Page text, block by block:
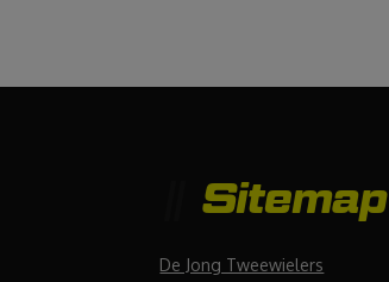
Sitemap
De Jong Tweewielers